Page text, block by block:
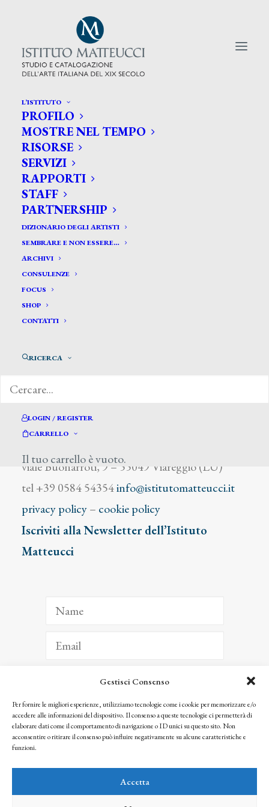
Gestisci Consenso
Per fornire le migliori esperienze, utilizziamo tecnologie come i cookie per memorizzare e/o
accedere alle informazioni del dispositivo. Il consenso a queste tecnologie ci permetterà di
elaborare dati come il comportamento di navigazione o ID unici su questo sito. Non
acconsentire o ritirare il consenso può influire negativamente su alcune caratteristiche e
funzioni.
Accetta
L’ISTITUTO
PROFILO
MOSTRE NEL TEMPO
RISORSE
SERVIZI
RAPPORTI
STAFF
PARTNERSHIP
DIZIONARIO DEGLI ARTISTI
SEMBRARE E NON ESSERE…
ARCHIVI
CONSULENZE
FOCUS
SHOP
CONTATTI
RICERCA
LOGIN / REGISTER
CARRELLO
Il tuo carrello è vuoto.
CERCA TRA GLI ARTISTI:
Search
for:
Serventi
viale Buonarroti, 9 – 55049 Viareggio (LU)
tel +39 0584 54354info@istitutomatteucci.it
privacy policy– cookie policy
Iscriviti alla Newsletter dell’Istituto
Matteucci
ISCRIVITI
Facendo clic per iscriverti, riconosci che le tue informazioni saranno trattate
seguendo la nostra Privacy Policy
© 2025 Istituto Matteucci. All right reserved
l’autorizzazione scritta dei proprietari dei diritti e dell’Istituto Matteucci